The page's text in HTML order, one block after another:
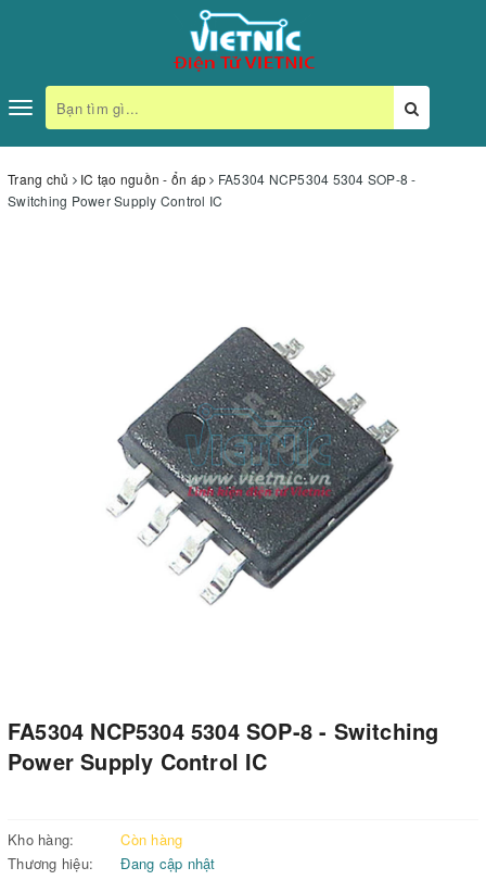
Toggle
navigation
Trang chủ IC tạo nguồn - ổn áp
FA5304 NCP5304 5304 SOP-8 -
Switching Power Supply Control IC
FA5304 NCP5304 5304 SOP-8 - Switching
Power Supply Control IC
Kho hàng:
Còn hàng
Thương hiệu:
Đang cập nhật